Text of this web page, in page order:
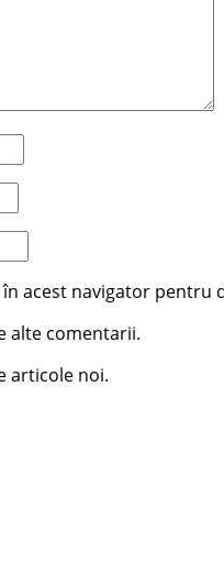
acest navigator pentru
alte comentarii.
articole noi.